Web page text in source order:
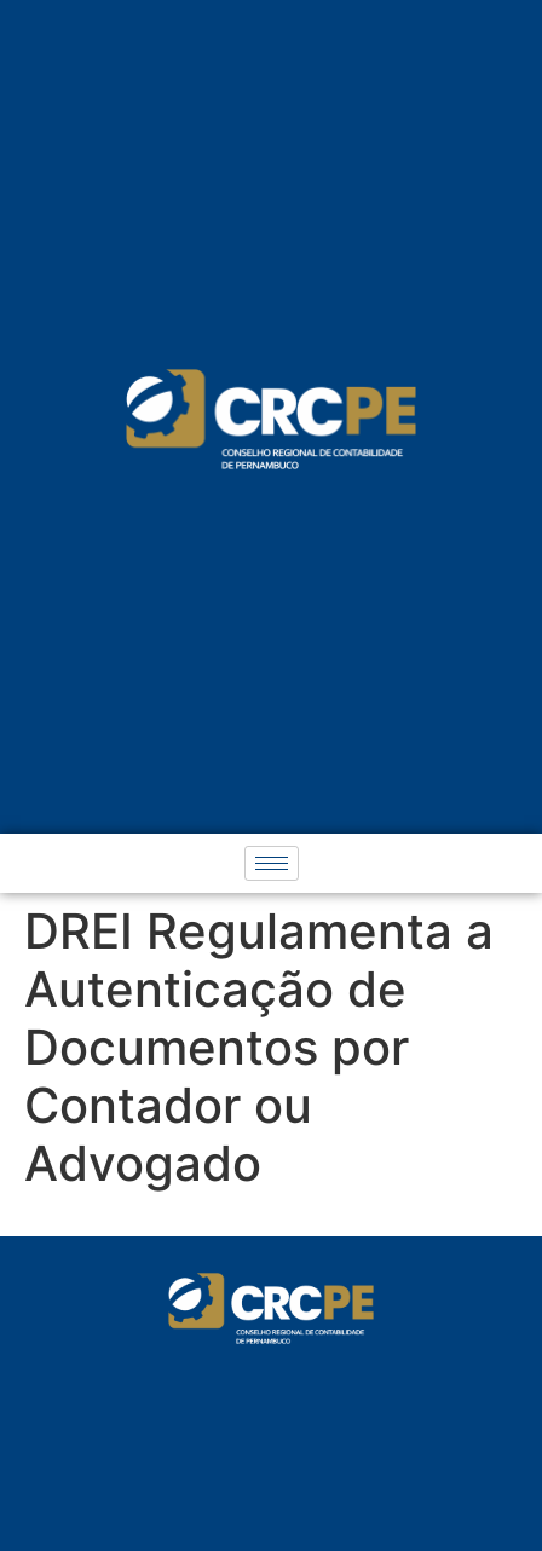
DREI Regulamenta a
Autenticação de
Documentos por
Contador ou
Advogado